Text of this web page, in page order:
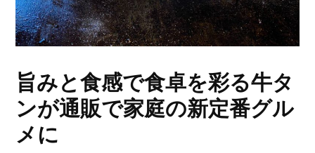
旨みと食感で食卓を彩る牛タ
ンが通販で家庭の新定番グル
メに